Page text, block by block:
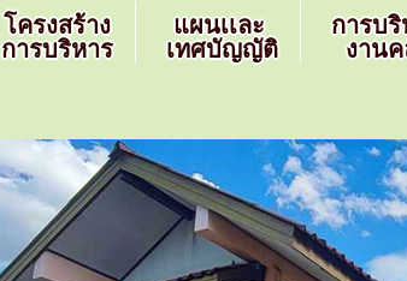
โครงสร้าง
การบริหาร
แผนเเละ
เทศบัญญัติ
การบริ
งานค